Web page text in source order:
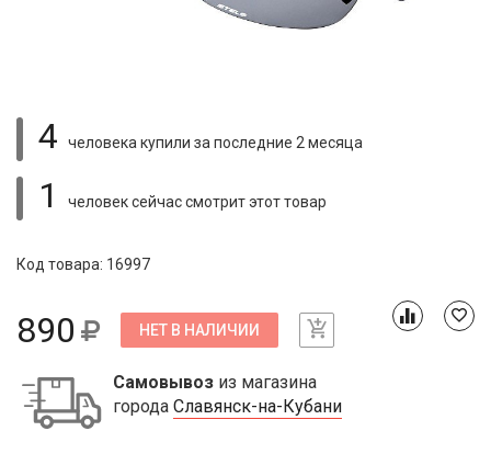
4 человека купили за последние 2 месяца
1 человек сейчас смотритэтот товар
Код товара: 16997
890 НЕТ В НАЛИЧИИ
Самовывоз из магазина
города Славянск-на-Кубани